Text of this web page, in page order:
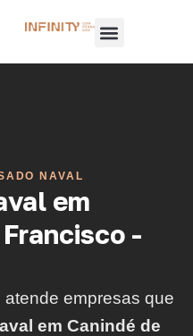
NAVAL
em
-
atende empresas que
em Canindé de